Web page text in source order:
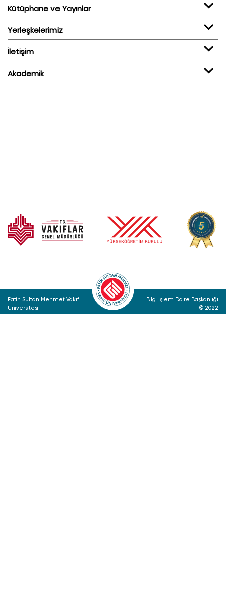
Kütüphane ve Yayınlar
Yerleşkelerimiz
İletişim
Akademik
Fatih Sultan Mehmet Vakıf
Üniversitesi
Bilgi İşlem Daire Başkanlığı
© 2022